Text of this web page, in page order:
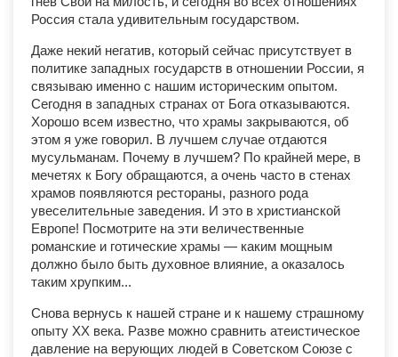
Россия стала удивительным государством.
Даже некий негатив, который сейчас присутствует в
политике западных государств в отношении России, я
связываю именно с нашим историческим опытом.
Сегодня в западных странах от Бога отказываются.
Хорошо всем известно, что храмы закрываются, об
этом я уже говорил. В лучшем случае отдаются
мусульманам. Почему в лучшем? По крайней мере, в
мечетях к Богу обращаются, а очень часто в стенах
храмов появляются рестораны, разного рода
увеселительные заведения. И это в христианской
Европе! Посмотрите на эти величественные
романские и готические храмы — каким мощным
должно было быть духовное влияние, а оказалось
таким хрупким...
Снова вернусь к нашей стране и к нашему страшному
опыту XX века. Разве можно сравнить атеистическое
давление на верующих людей в Советском Союзе с